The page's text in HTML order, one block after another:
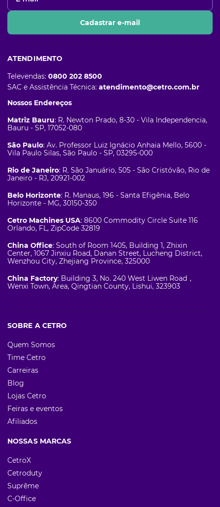
Cadastrar e-mail
ATENDIMENTO
Televendas: 0800 202 8500
SAC e Assistência Técnica: atendimento@cetro.com.br
Nossos Endereços
Matriz Bauru: R. Newton Prado, 8-30 - Vila Independencia,
Bauru - SP, 17052-080
São Paulo: Av. Professor Luiz Ignácio Anhaia Mello, 5600 -
Vila Paulo Silas, São Paulo - SP, 03295-000
Rio de Janeiro: R. São Januário, 505 - São Cristóvão, Rio de
Janeiro - RJ, 20921-002
Belo Horizonte: R. Manaus, 196 - Santa Efigênia, Belo
Horizonte - MG, 30150-350
Cetro Machines USA: 8600 Commodity Circle Suite 116
Orlando, FL, ZipCode 32819
China Office: South of Room 1405, Building 1, Zhixin
Center, 1067 Jinxiu Road, Danan Street, Lucheng District,
Wenzhou City, Zhejiang Province, 325000
China Factory: Building 3, No. 240 West Liwen Road，
Wenxi Town, Area, Qingtian County, Lishui, 323903
SOBRE A CETRO
Quem Somos
Time Cetro
Carreiras
Blog
Lojas Cetro
Feiras e eventos
Afiliados
NOSSAS MARCAS
CetroX
Cetroduty
Suprême
C-Office